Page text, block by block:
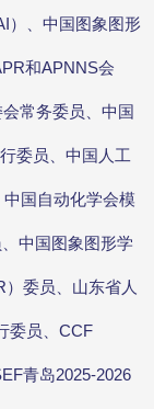
）、中国图象图形
和APNNS会
常务委员、中国
委员、中国人工
国自动化学会模
中国图象图形学
委员、山东省人
委员、CCF
青岛2025-2026